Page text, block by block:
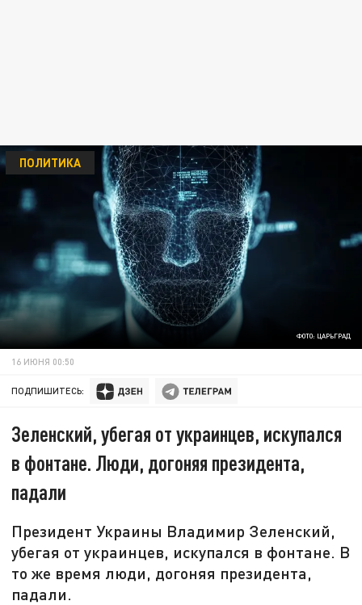
ФОТО: ЦАРЬГРАД
ПОЛИТИКА
16 ИЮНЯ 00:50
ПОДПИШИТЕСЬ:
Зеленский, убегая от украинцев, искупался
в фонтане. Люди, догоняя президента,
падали
Президент Украины Владимир Зеленский,
убегая от украинцев, искупался в фонтане. В
то же время люди, догоняя президента,
падали.